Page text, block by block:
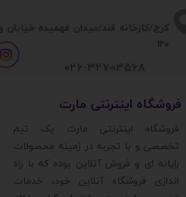
​​کرج/کارخانه قند/میدان فهمیده خیابان
120
​فروشگاه اینترنتی مارت
​فروشگاه اینترنتی مارت یک تیم
تخصصی و با تجربه در زمینه محصولات
رایانه ای و فروش آنلاین بوده که با راه
اندازی فروشگاه آنلاین خود، خدمات
026-32703568